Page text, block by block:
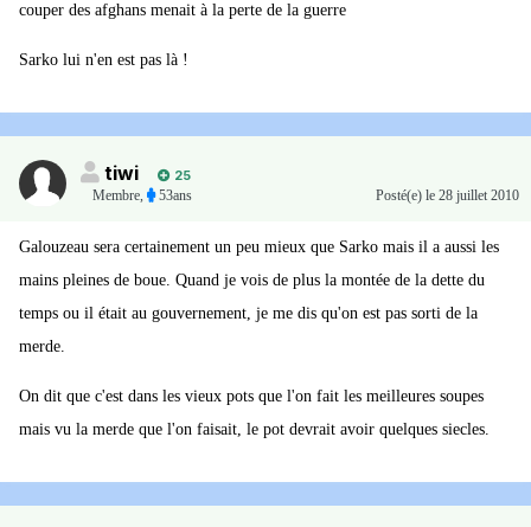
couper des afghans menait à la perte de la guerre
Sarko lui n'en est pas là !
tiwi
25
Membre, 53ans Posté(e) le 28 juillet 2010
Galouzeau sera certainement un peu mieux que Sarko mais il a aussi les
mains pleines de boue. Quand je vois de plus la montée de la dette du
temps ou il était au gouvernement, je me dis qu'on est pas sorti de la
merde.
On dit que c'est dans les vieux pots que l'on fait les meilleures soupes
mais vu la merde que l'on faisait, le pot devrait avoir quelques siecles.